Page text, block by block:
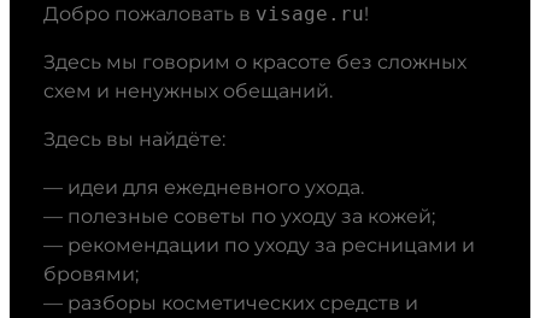
Добро пожаловать в visage.ru!
Здесь мы говорим о красоте без сложных
схем и ненужных обещаний.
Здесь вы найдёте:
— идеи для ежедневного ухода.
— полезные советы по уходу за кожей;
— рекомендации по уходу за ресницами и
бровями;
— разборы косметических средств и